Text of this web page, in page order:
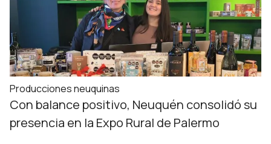
Producciones neuquinas
Con balance positivo, Neuquén consolidó su
presencia en la Expo Rural de Palermo